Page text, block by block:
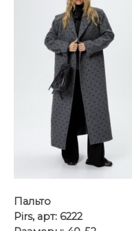
Пальто
Pirs, арт: 6222